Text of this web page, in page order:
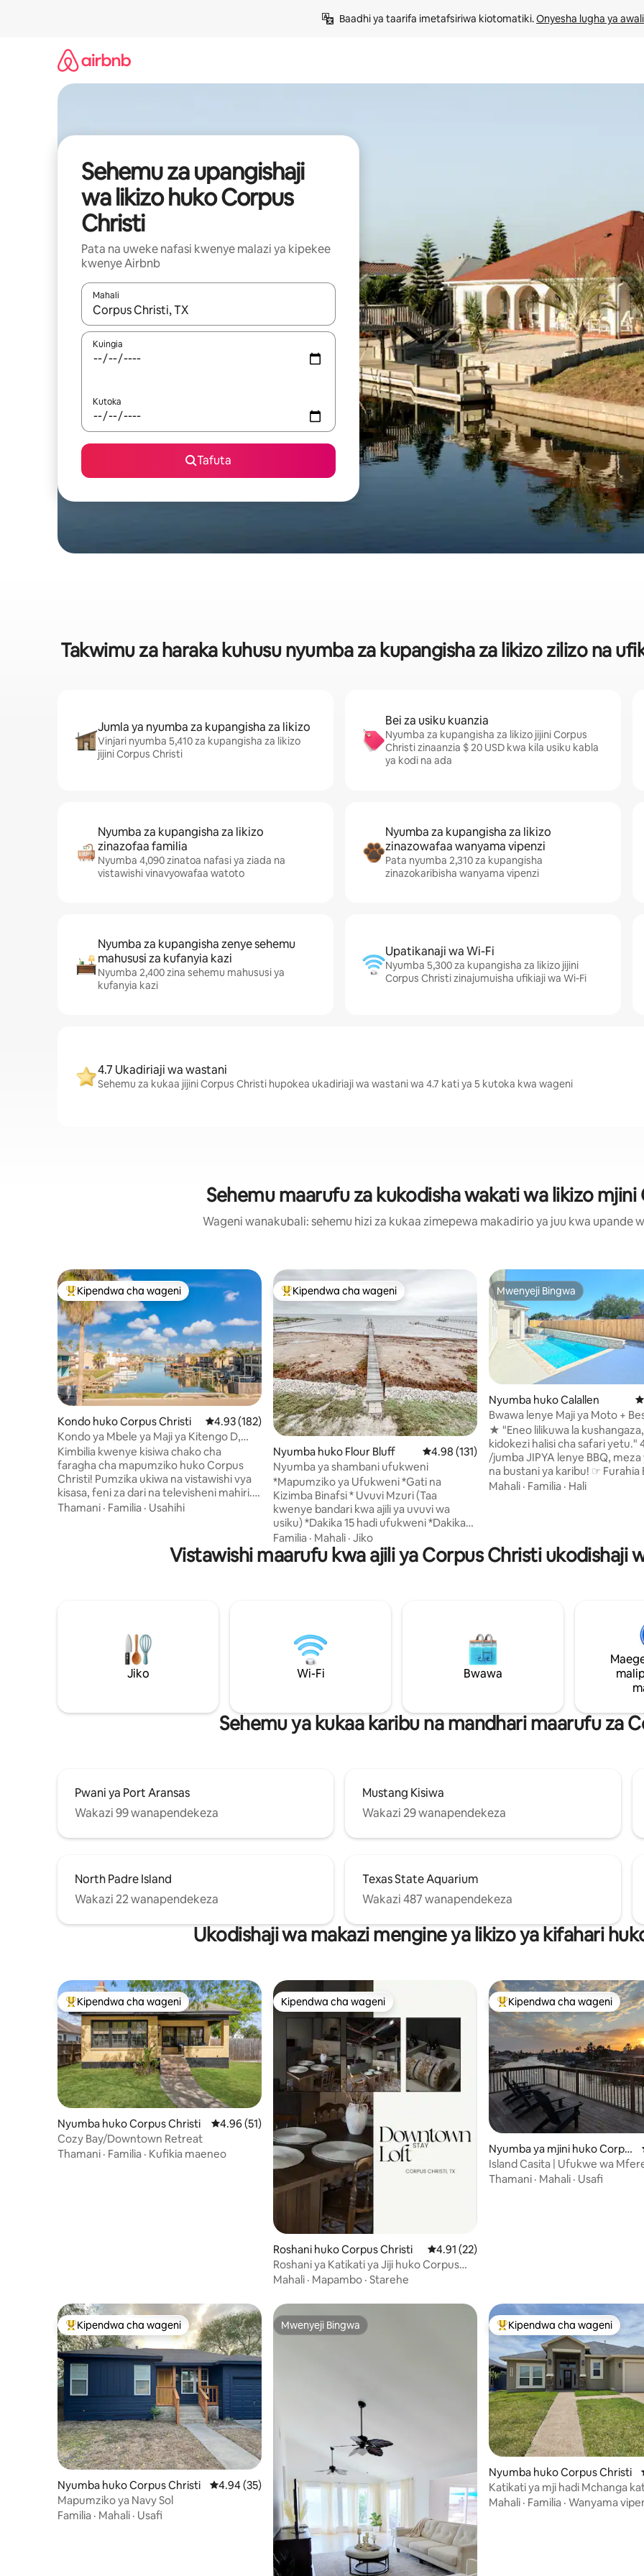
Baadhi ya taarifa imetafsiriwa kiotomatiki. Onyesha lugha ya awali
Sehemu za upangishaji
wa likizo huko Corpus
Christi
Pata na uweke nafasi kwenye malazi ya kipekee
kwenye Airbnb
Mahali
Wakati matokeo yanapatikana, vinjari kwa kutumia vitufe vya vishale vya juu na chini au uchunguze kwa kugusa au
Kuingia
Kutoka
Tafuta
Takwimu za haraka kuhusu nyumba za kupangisha za likizo zilizo na
Jumla ya nyumba za kupangisha za likizo
Vinjari nyumba 5,410 za kupangisha za likizo
jijini Corpus Christi
Bei za usiku kuanzia
Nyumba za kupangisha za likizo jijini Corpus
Christi zinaanzia $ 20 USD kwa kila usiku kabla
ya kodi na ada
Nyumba za kupangisha za likizo
zinazofaa familia
Nyumba 4,090 zinatoa nafasi ya ziada na
vistawishi vinavyowafaa watoto
Nyumba za kupangisha za likizo
zinazowafaa wanyama vipenzi
Pata nyumba 2,310 za kupangisha
zinazokaribisha wanyama vipenzi
Nyumba za kupangisha zenye sehemu
mahususi za kufanyia kazi
Nyumba 2,400 zina sehemu mahususi ya
kufanyia kazi
Upatikanaji wa Wi-Fi
Nyumba 5,300 za kupangisha za likizo jijini
Corpus Christi zinajumuisha ufikiaji wa Wi-Fi
4.7 Ukadiriaji wa wastani
Sehemu za kukaa jijini Corpus Christi hupokea ukadiriaji wa wastani wa 4.7 kati ya 5 kutoka kwa wageni
Sehemu maarufu za kukodisha wakati wa likizo
Wageni wanakubali: sehemu hizi za kukaa zimepewa makadirio ya juu kwa upande
Kipendwa maarufu cha wageni
Kipendwa cha wageni
Kondo huko Corpus Christi Ukadiriaji wa wastani wa 4.93 kati ya 5, tathmini 182
4.93 (182)
Kondo ya Mbele ya Maji ya Kitengo D,
Chini ya Maili moja hadi ufukweni!
Kimbilia kwenye kisiwa chako cha
faragha cha mapumziko huko Corpus
Christi! Pumzika ukiwa na vistawishi vya
kisasa, feni za dari na televisheni mahiri.
Vua samaki kwenye mfereji moja kwa
boti au nenda ufukweni ulio umbali wa
chini ya maili moja. Inafaa kwa familia,
vistawishi vyote unavyohitaji kwa ajili ya
ukaaji usiosahaulika. Kamera ya mlango
wa mbele ya Ring CC STR #305308
Thamani · Familia · Usahihi
Kipendwa maarufu cha wageni
Kipendwa cha wageni
Nyumba huko Flour Bluff Ukadiriaji wa wastani wa 4.98 kati ya 5,
4.98 (131)
Nyumba ya shambani ufukweni
*Mapumziko ya Ufukweni *Gati na
Kizimba Binafsi * Uvuvi Mzuri (Taa
kwenye bandari kwa ajili ya uvuvi wa
usiku) *Dakika 15 hadi ufukweni *Dakika
20 hadi Downtown Corpus * Inafaa kwa
wanyama vipenzi * Imekarabatiwahivi
karibuni Inafaa sana kwa uvuvi na
familia. Nyumba ya ufukweni, ghuba ni ua
wa nyuma! Nzuri kwa kutazama ndege
au kuvua samaki. Endesha gari haraka
kwenda ufukweni, mikahawa mingi
Familia · Mahali · Jiko
Mwenyeji Bingwa
Mwenyeji Bingwa
Nyumba huko Calallen
Bwawa lenye Maji ya Moto +
Moto | Inatoshea Watu 16 |
Kulala
★ "Eneo lilikuwa la
kidokezi halisi cha safari yetu." 4100ft²
/jumba JIPYA lenye BBQ,
na bustani ya karibu! ☞ Furahia Bwawa
Jipya na Beseni la Maji Moto! ☞ Baraza
w/ king + beseni la kuogea ☞ →
maegesho (magari 3) ☞ Meko
Corpus Christi (mikahawa,
kula chakula, ununuzi
Mahali · Familia · Hali
Vistawishi maarufu kwa ajili ya Corpus Christi ukodishaji
Jiko Wi-Fi Bwawa
Sehemu ya kukaa karibu na mandhari maarufu za
Pwani ya Port Aransas
Wakazi 99 wanapendekeza
Mustang Kisiwa
Wakazi 29 wanapendekeza
North Padre Island
Wakazi 22 wanapendekeza
Texas State Aquarium
Wakazi 487 wanapendekeza
Ukodishaji wa makazi mengine ya likizo ya kifahari
Kipendwa maarufu cha wageni
Kipendwa cha wageni
Nyumba huko Corpus Christi Ukadiriaji wa wastani wa 4.96 kati ya 5, tathmini 51
4.96 (51)
Cozy Bay/Downtown Retreat
Thamani · Familia · Kufikia maeneo
Kipendwa cha wageni
Kipendwa cha wageni
Roshani huko Corpus Christi Ukadiriaji wa wastani wa 4.91 kati ya 5,
4.91 (22)
Roshani ya Katikati ya Jiji huko Corpus
Christi - Kitanda cha King
Mahali · Mapambo · Starehe
Kipendwa maarufu cha wageni
Kipendwa cha wageni
Nyumba ya mjini huko Corpus
Christi
Island Casita | Ufukwe wa
Machweo, Uvuvi
Thamani · Mahali · Usafi
Kipendwa maarufu cha wageni
Kipendwa cha wageni
Nyumba huko Corpus Christi Ukadiriaji wa wastani wa 4.94 kati ya 5, tathmini 35
4.94 (35)
Mapumziko ya Navy Sol
Familia · Mahali · Usafi
Mwenyeji Bingwa
Mwenyeji Bingwa Kipendwa maarufu cha wageni
Kipendwa cha wageni
Nyumba huko Corpus Christi
Katikati ya mji hadi Mchanga
20
Mahali · Familia · Wanyama